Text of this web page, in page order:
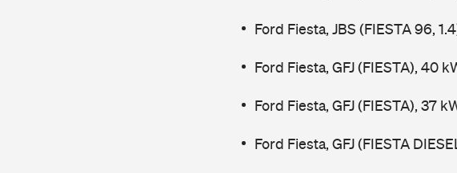
Ford Fiesta, JBS (FIESTA 96,
Ford Fiesta, GFJ (FIESTA), 40
Ford Fiesta, GFJ (FIESTA), 37
Ford Fiesta, GFJ (FIESTA